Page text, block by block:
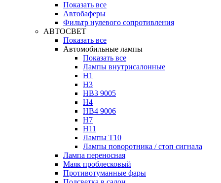
Показать все
Автобаферы
Фильтр нулевого сопротивления
АВТОСВЕТ
Показать все
Автомобильные лампы
Показать все
Лампы внутрисалонные
H1
H3
HB3 9005
H4
HB4 9006
H7
H11
Лампы Т10
Лампы поворотника / стоп сигнала
Лампа переносная
Маяк проблесковый
Противотуманные фары